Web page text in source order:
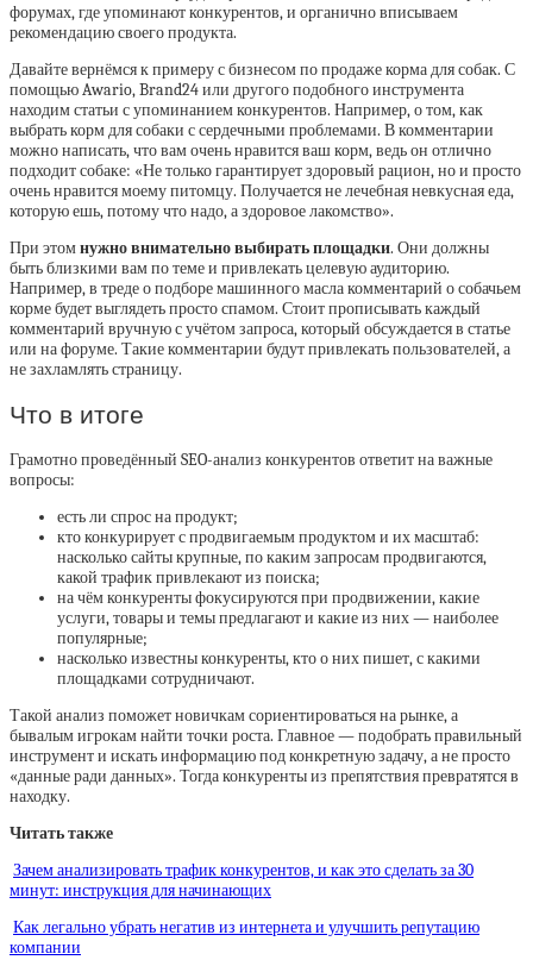
форумах, где упоминают конкурентов, и органично вписываем
рекомендацию своего продукта.
Давайте вернёмся к примеру с бизнесом по продаже корма для собак. С
помощью Awario, Brand24 или другого подобного инструмента
находим статьи с упоминанием конкурентов. Например, о том, как
выбрать корм для собаки с сердечными проблемами. В комментарии
можно написать, что вам очень нравится ваш корм, ведь он отлично
подходит собаке: «‎Не только гарантирует здоровый рацион, но и просто
очень нравится моему питомцу. Получается не лечебная невкусная еда,
которую ешь, потому что надо, а здоровое лакомство».
При этомнужно внимательно выбирать площадки. Они должны
быть близкими вам по теме и привлекать целевую аудиторию.
Например, в треде о подборе машинного масла комментарий о собачьем
корме будет выглядеть просто спамом. Стоит прописывать каждый
комментарий вручную с учётом запроса, который обсуждается в статье
или на форуме. Такие комментарии будут привлекать пользователей, а
не захламлять страницу.
Что в итоге
Грамотно проведённый SEO-анализ конкурентов ответит на важные
вопросы:
есть ли спрос на продукт;
кто конкурирует с продвигаемым продуктом и их масштаб:
насколько сайты крупные, по каким запросам продвигаются,
какой трафик привлекают из поиска;
на чём конкуренты фокусируются при продвижении, какие
услуги, товары и темы предлагают и какие из них — наиболее
популярные;
насколько известны конкуренты, кто о них пишет, с какими
площадками сотрудничают.
Такой анализ поможет новичкам сориентироваться на рынке, а
бывалым игрокам найти точки роста. Главное — подобрать правильный
инструмент и искать информацию под конкретную задачу, а не просто
«данные ради данных». Тогда конкуренты из препятствия превратятся в
находку.
Читать также
Зачем анализировать трафик конкурентов, и как это сделать за 30
минут: инструкция для начинающих
Как легально убрать негатив из интернета и улучшить репутацию
компании